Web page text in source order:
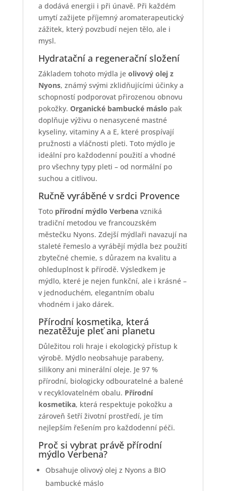
a dodává energii i při únavě. Při každém
umytí zažijete příjemný aromaterapeutický
zážitek, který povzbudí nejen tělo, ale i
mysl.
Hydratační a regenerační složení
Základem tohoto mýdla je olivový olej z
Nyons, známý svými zklidňujícími účinky a
schopností podporovat přirozenou obnovu
pokožky. Organické bambucké máslo pak
doplňuje výživu o nenasycené mastné
kyseliny, vitaminy A a E, které prospívají
pružnosti a vláčnosti pleti. Toto mýdlo je
ideální pro každodenní použití a vhodné
pro všechny typy pleti – od normální po
suchou a citlivou.
Ručně vyráběné v srdci Provence
Toto přírodní mýdlo Verbenavzniká
tradiční metodou ve francouzském
městečku Nyons. Zdejší mýdlaři navazují na
staleté řemeslo a vyrábějí mýdla bez použití
zbytečné chemie, s důrazem na kvalitu a
ohleduplnost k přírodě. Výsledkem je
mýdlo, které je nejen funkční, ale i krásné –
v jednoduchém, elegantním obalu
vhodném i jako dárek.
Přírodní kosmetika, která
nezatěžuje pleť ani planetu
Důležitou roli hraje i ekologický přístup k
výrobě. Mýdlo neobsahuje parabeny,
silikony ani minerální oleje. Je 97 %
přírodní, biologicky odbouratelné a balené
v recyklovatelném obalu. Přírodní
kosmetika, která respektuje pokožku a
zároveň šetří životní prostředí, je tím
nejlepším řešením pro každodenní péči.
Proč si vybrat právě přírodní
mýdlo Verbena?
Obsahuje olivový olej z Nyons a BIO
bambucké máslo